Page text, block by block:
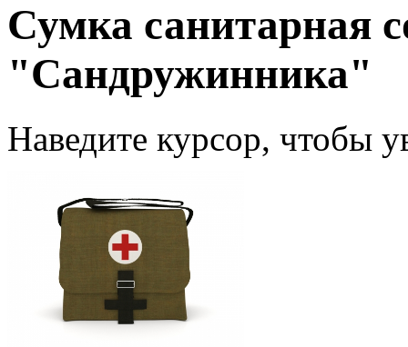
Сумка санитарная
"Сандружинника"
Наведите курсор, чтобы